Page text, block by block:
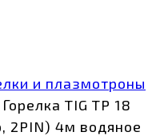
и плазмотроны
Горелка TIG TP 18
2PIN) 4м водяное